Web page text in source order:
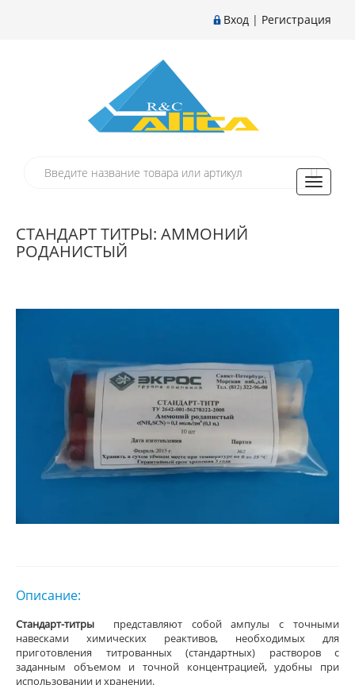
Вход | Регистрация
Toggle
СТАНДАРТ ТИТРЫ: АММОНИЙ
РОДАНИСТЫЙ
Описание:
Стандарт-титры
представляют собой ампулы с точными
навесками химических реактивов, необходимых для
приготовления титрованных (стандартных) растворов с
заданным объемом и точной концентрацией, удобны при
использовании и хранении.